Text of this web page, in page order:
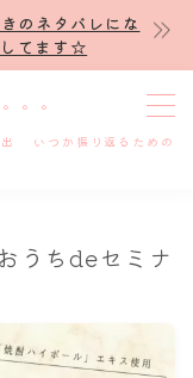
のネタバレにな
てます☆
。。
出 いつか振り返るための
うちdeセミナ